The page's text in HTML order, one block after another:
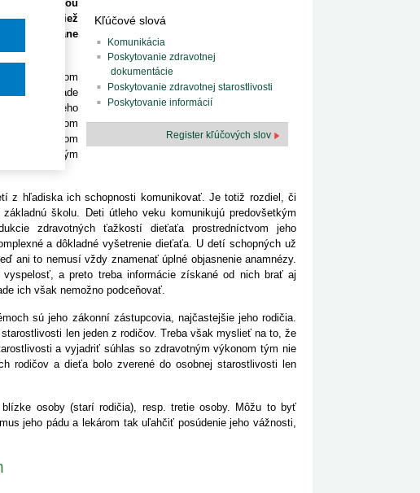
Kľúčové slová
Komunikácia
Poskytovanie zdravotnej
dokumentácie
Poskytovanie zdravotnej starostlivosti
Poskytovanie informácií
Register kľúčových slov
schopnosťou
vyžaduje tiež
na strane
množstvom
aj v prípade
a jeho
v prvom
týmto zdrojom
zákonným
z hľadiska ich schopnosti komunikovať. Je totiž rozdiel, či
školu. Deti útleho veku komunikujú predovšetkým
zdravotných ťažkostí dieťaťa prostredníctvom jeho
a dôkladné vyšetrenie dieťaťa. U detí schopných už
ani to nemusí vždy znamenať úplné objasnenie anamnézy.
a preto treba informácie získané od nich brať aj
ich však nemožno podceňovať.
sú jeho zákonní zástupcovia, najčastejšie jeho rodičia.
len jeden z rodičov. Treba však myslieť na to, že
a vyjadriť súhlas so zdravotným výkonom tým nie
rodičov a dieťa bolo zverené do osobnej starostlivosti len
osoby (starí rodičia), resp. tretie osoby. Môžu to byť
jeho pádu a lekárom tak uľahčiť posúdenie jeho vážnosti,